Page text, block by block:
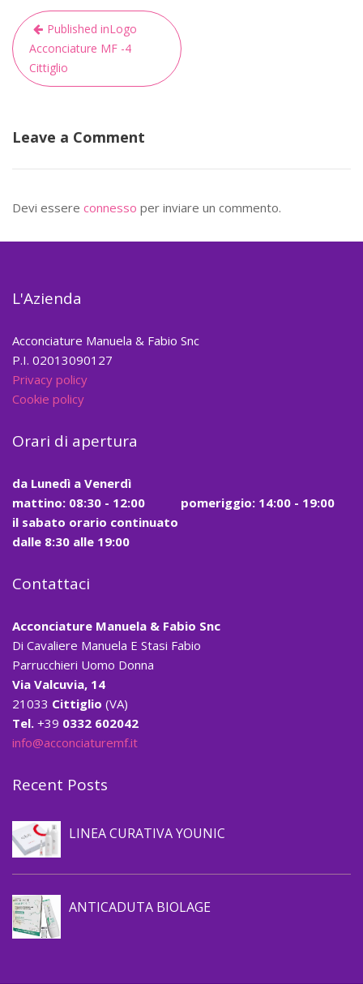
Navigazione
articoli
Published inLogo
Acconciature MF -4
Cittiglio
Leave a Comment
Devi essere connesso per inviare un commento.
L'Azienda
Acconciature Manuela & Fabio Snc
P.I. 02013090127
Privacy policy
Cookie policy
Orari di apertura
da Lunedì a Venerdì
mattino: 08:30 - 12:00
pomeriggio: 14:00 - 19:00
il sabato orario continuato
dalle 8:30 alle 19:00
Contattaci
Acconciature Manuela & Fabio Snc
Di Cavaliere Manuela E Stasi Fabio
Parrucchieri Uomo Donna
Via Valcuvia, 14
21033 Cittiglio (VA)
Tel. +39 0332 602042
info@acconciaturemf.it
Recent PostsPrevenzione caduta capelli
LINEA CURATIVA YOUNIC
ANTICADUTA BIOLAGE